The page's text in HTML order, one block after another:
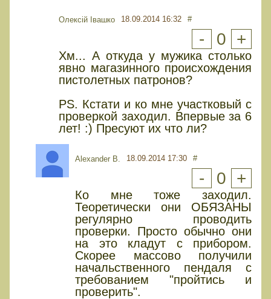
Олексій Івашко 18.09.2014 16:32 #
- 0 +
Хм... А откуда у мужика столько
явно магазинного происхождения
пистолетных патронов?
PS. Кстати и ко мне участковый с
проверкой заходил. Впервые за 6
лет! :) Пресуют их что ли?
Alexander B. 18.09.2014 17:30 #
- 0 +
Ко мне тоже заходил.
Теоретически они ОБЯЗАНЫ
регулярно проводить
проверки. Просто обычно они
на это кладут с прибором.
Скорее массово получили
начальственного пендаля с
требованием "пройтись и
проверить".